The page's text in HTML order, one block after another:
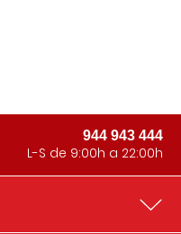
944 943 444
L-S de 9:00h a 22:00h